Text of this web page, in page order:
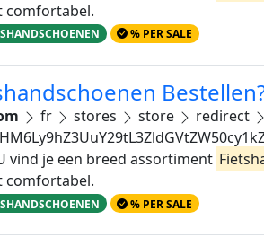
comfortabel.
% PER SALE
fr stores store redirect
vind je een breed assortiment
comfortabel.
% PER SALE